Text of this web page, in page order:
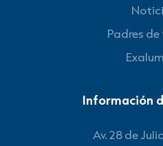
Padres
Información
Av. 28 de